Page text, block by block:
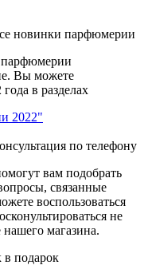
новинки парфюмерии
парфюмерии
Вы можете
в разделах
2022"
по телефону
вам подобрать
связанные
воспользоваться
не
нашего магазина.
подарок